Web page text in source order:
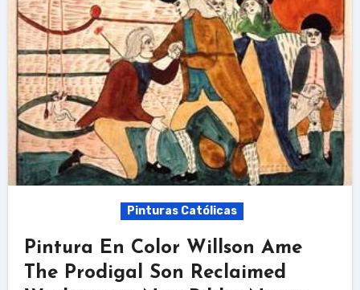
Pinturas Católicas
Pintura En Color Willson Ame
The Prodigal Son Reclaimed